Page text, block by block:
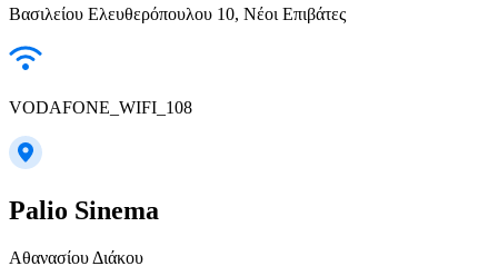
Βασιλείου Ελευθερόπουλου 10, Νέοι Επιβάτες
VODAFONE_WIFI_108
Palio Sinema
Αθανασίου Διάκου